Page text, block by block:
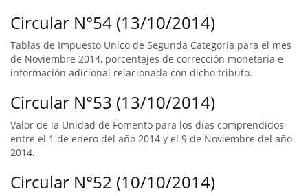
Circular N°54 (13/10/2014)
Tablas de Impuesto Unico de Segunda Categoría para el mes
de Noviembre 2014, porcentajes de corrección monetaria e
información adicional relacionada con dicho tributo.
Circular N°53 (13/10/2014)
Valor de la Unidad de Fomento para los días comprendidos
entre el 1 de enero del año 2014 y el 9 de Noviembre del año
2014.
Circular N°52 (10/10/2014)